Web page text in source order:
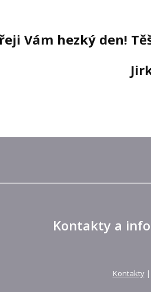
Vám hezký den!
Kontakty a
Kontakty|